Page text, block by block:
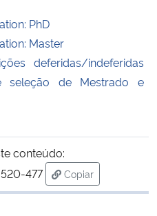
PhD
Master
deferidas/indeferidas
seleção de Mestrado e
conteúdo:
477
Copiar
para área de